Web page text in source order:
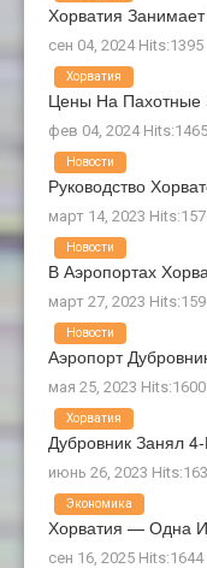
Хорватия
сен 04, 2024 Hits:1395
Цены На
фев 04, 2024 Hits:1465
Хорватия
Руководство
март 14, 2023
Новости
В Аэропортах
март 27, 2023
Новости
Аэропорт
мая 25, 2023 Hits:1600
Новости
Дубровник Занял
июнь 26, 2023
Хорватия
Хорватия — Одна
сен 16, 2025 Hits:1644
Экономика